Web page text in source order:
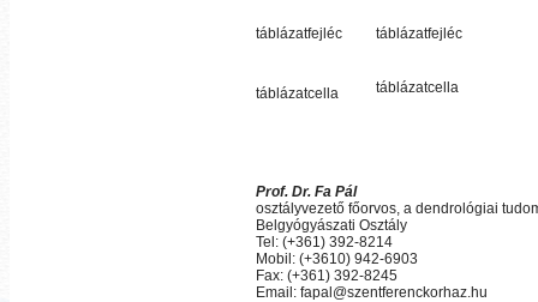
táblázatfejléc táblázatfejléc
táblázatcella táblázatcella
Prof. Dr. Fa Pál
osztályvezető főorvos, a dendrológiai
Belgyógyászati Osztály
Tel: (+361) 392-8214
Mobil: (+3610) 942-6903
Fax: (+361) 392-8245
Email: fapal@szentferenckorhaz.hu